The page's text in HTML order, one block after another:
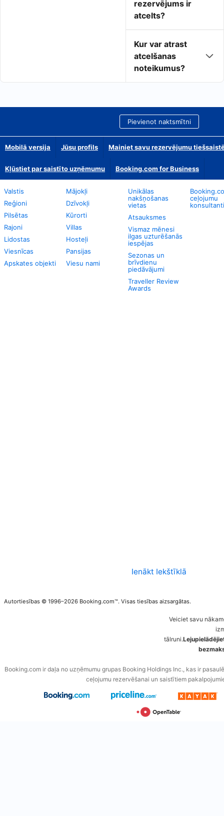
rezervējums ir
atcelts?
Kur var atrast
atcelšanas
noteikumus?
Pievienot naktsmītni
Mobilā versija Jūsu profils Mainiet savu rezervējumu
Kļūstiet par saistīto uzņēmumu Booking.com for Business
Valstis
Reģioni
Pilsētas
Rajoni
Lidostas
Viesnīcas
Apskates objekti
Mājokļi
Dzīvokļi
Kūrorti
Villas
Hosteļi
Pansijas
Viesu nami
Unikālas
nakšņošanas
vietas
Atsauksmes
Vismaz mēnesi
ilgas uzturēšanās
iespējas
Sezonas un
brīvdienu
piedāvājumi
Traveller Review
Awards
ceļojumu
Ienākt Iekštīklā
Autortiesības © 1996–2026 Booking.com™. Visas tiesības aizsargātas.
Veiciet savu
tālruni.
Booking.com ir daļa no uzņēmumu grupas Booking Holdings Inc., kas ir
ceļojumu rezervēšanai un saistītiem